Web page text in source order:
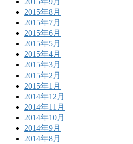
2015年8月
2015年7月
2015年6月
2015年5月
2015年4月
2015年3月
2015年2月
2015年1月
2014年12月
2014年11月
2014年10月
2014年9月
2014年8月